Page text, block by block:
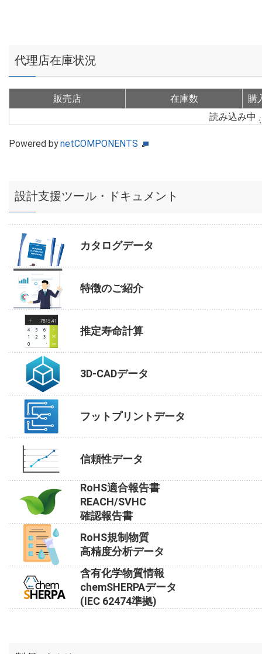
代理店在庫状況
販売店 在庫数
購
読み込み中
Powered bynetCOMPONENTS
設計支援ツール・ドキュメント
カタログデータ
特徴のご紹介
推定寿命計算
3D-CADデータ
フットプリントデータ
信頼性データ
RoHS適合報告書
REACH/SVHC
確認報告書
RoHS規制物質
高精度分析データ
含有化学物質情報
chemSHERPAデータ
(IEC 62474準拠)